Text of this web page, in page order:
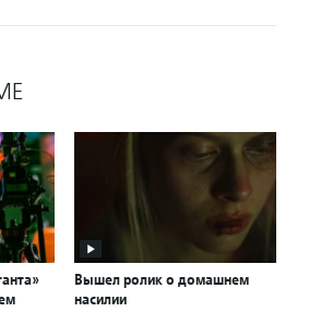
Вышел ролик о домашнем
насилии